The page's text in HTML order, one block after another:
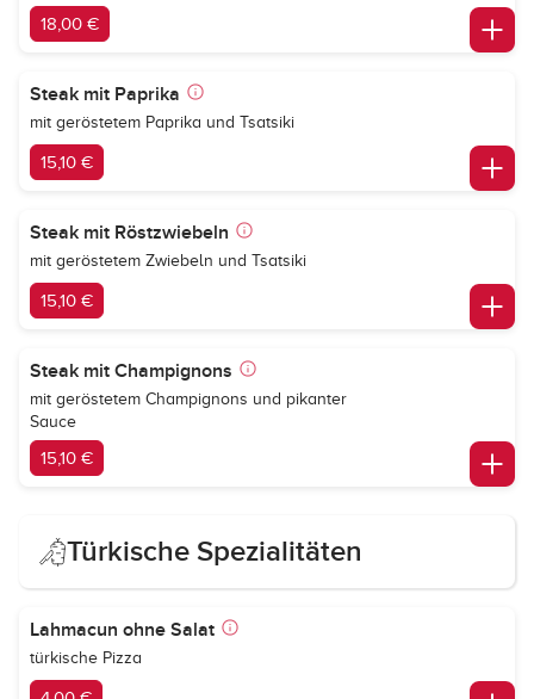
18,00 €
Steak mit Paprika
mit geröstetem Paprika und Tsatsiki
15,10 €
Steak mit Röstzwiebeln
mit geröstetem Zwiebeln und Tsatsiki
15,10 €
Steak mit Champignons
mit geröstetem Champignons und pikanter
Sauce
15,10 €
Türkische Spezialitäten
Lahmacun ohne Salat
türkische Pizza